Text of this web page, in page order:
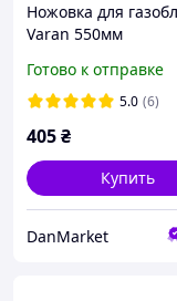
Ножовка для
Varan 550мм
Готово к отправке
5.0 (6)
405₴
Купить
DanMarket